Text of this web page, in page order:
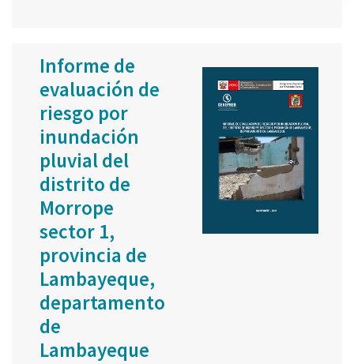
Informe de
evaluación de
riesgo por
inundación
pluvial del
distrito de
Morrope
sector 1,
provincia de
Lambayeque,
departamento
de
Lambayeque